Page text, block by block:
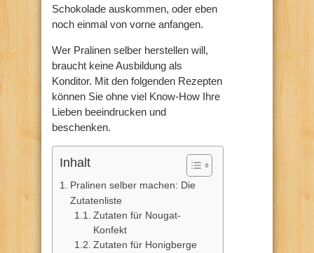
Schokolade auskommen, oder eben
noch einmal von vorne anfangen.
Wer Pralinen selber herstellen will,
braucht keine Ausbildung als
Konditor. Mit den folgenden Rezepten
können Sie ohne viel Know-How Ihre
Lieben beeindrucken und
beschenken.
Inhalt
Pralinen selber machen: Die
Zutatenliste
Zutaten für Nougat-
Konfekt
Zutaten für Honigberge